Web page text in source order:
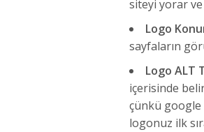
siteyi yorar ve
Logo
sayfaların
Logo ALT
içerisinde
çünkü google
logonuz ilk